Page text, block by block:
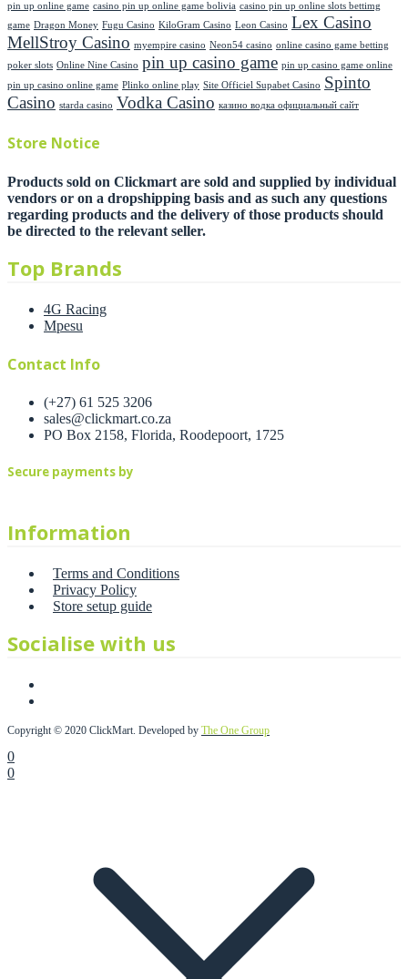
pin up online game casino pin up online game bolivia casino pin up online slots bettimg
game Dragon Money Fugu Casino KiloGram Casino Leon Casino Lex Casino
MellStroy Casino myempire casino Neon54 casino online casino game betting
poker slots Online Nine Casino pin up casino game pin up casino game online
pin up casino online game Plinko online play Site Officiel Supabet Casino Spinto
Casino starda casino Vodka Casino казино водка официальный сайт
Store Notice
Products sold on Clickmart are sold and supplied by individual
vendors or on a dropshipping basis and as such any questions
regarding products and the delivery of those products should
be directed to the relevant seller.
Top Brands
4G Racing
Mpesu
Contact Info
(+27) 61 525 3206
sales@clickmart.co.za
PO Box 2158, Florida, Roodepoort, 1725
Secure payments by
Information
Terms and Conditions
Privacy Policy
Store setup guide
Socialise with us
Copyright © 2020 ClickMart. Developed by The One Group
0
0